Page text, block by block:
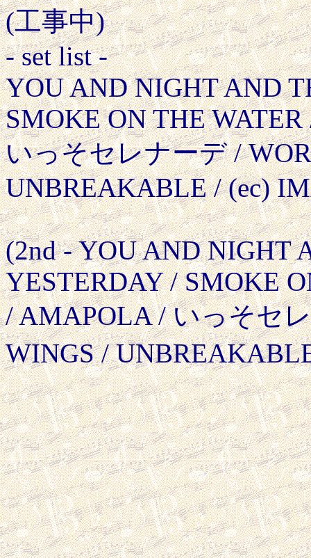
(工事中)
- set list -
YOU AND NIGHT AND
SMOKE ON THE
いっそセレナーデ /
UNBREAKABLE / (ec)
(2nd - YOU AND NIGHT
YESTERDAY / SMOKE
/ AMAPOLA / いっそセ
WINGS /